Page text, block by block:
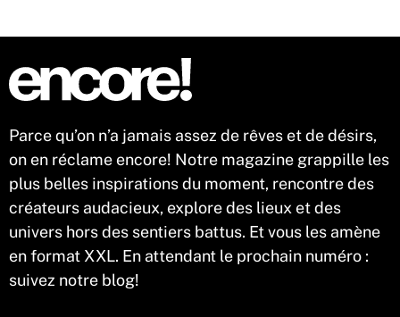
Parce qu’on n’a jamais assez de rêves et de désirs,
on en réclame encore! Notre magazine grappille les
plus belles inspirations du moment, rencontre des
créateurs audacieux, explore des lieux et des
univers hors des sentiers battus. Et vous les amène
en format XXL. En attendant le prochain numéro :
suivez notre blog!